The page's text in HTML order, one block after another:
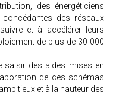
des énergéticiens
des réseaux
et à accélérer leurs
de plus de 30 000
saisir des aides mises en
de ces schémas
et à la hauteur des